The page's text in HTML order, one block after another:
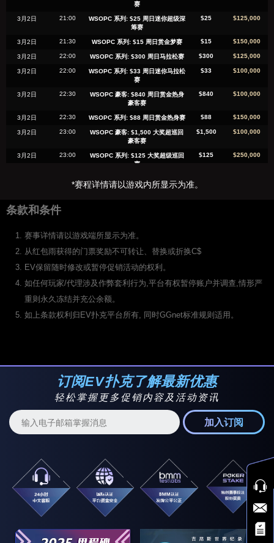
赛
3月2日 21:00
WSOPC 系列: $25 周日迷你超级深
筹赛
$25 $125,000
3月2日 21:30 WSOPC 系列: $15 周日赏金梦赛 $15 $150,000
3月2日 22:00 WSOPC 系列: $300 周日马拉松赛 $300 $125,000
3月2日 22:00
WSOPC 系列: $33 周日迷你马拉松
赛
$33 $100,000
3月2日 22:30
WSOPC 豪客: $840 周日赏金热身
豪客赛
$840 $100,000
3月2日 22:30 WSOPC 系列: $88 周日赏金热身赛 $88 $150,000
3月2日 23:00
WSOPC 豪客: $1,500 大奖超巡回
豪客赛
$1,500 $100,000
3月2日 23:00
WSOPC 系列: $125 大奖超级巡回
赛
$125 $250,000
WSOPC 系列: $25 迷你超级巡回赛
3月2日
3月3日 0:00
WSOPC 豪客: $888 周日疯狂八豪
客赛
3月3日 0:00
WSOPC 系列: $88 周日疯狂八人桌
赛
3月3日 0:10
WSOPC 豪客: $1,500 张奥马哈周
$1,500 $50,000
3月3日
WSOPC 系列: $150 张奥马哈周日
超深筹赛
舞豪客赛
1:30
WSOPC 系列: $215 周日赏金猎人
大舞赛
$215
3月3日
WSOPC 豪客: $525 张奥马哈周日
$525 $100,000
3月3日
WSOPC 豪客: $525周日五万起始
$100,000
3月3日 2:05
WSOPC 系列: $55 周日五万起始筹
$55 $200,000
3月3日
WSOPC 系列: $108 赏金猎人超级
$200,000
3月3日
WSOPC 系列: $15 赏金猎人超级
$100,000
*赛程详情请以游戏内所显示为准。
条款和条件
赛事详情请以游戏端所显示为准。
从红包雨获得的门票奖励不可转让、替换或折换C$
EV保留随时修改或暂停促销活动的权利。
如任何玩家/代理涉及作弊套利行为,平台有权暂停账户并调查,情形严
重则永久冻结并充公余额。
如上条款权利归EV扑克平台所有, 同时GGnet标准规则适用。
订阅EV扑克了解最新优惠
轻松掌握更多促销内容及活动资讯
加入订阅